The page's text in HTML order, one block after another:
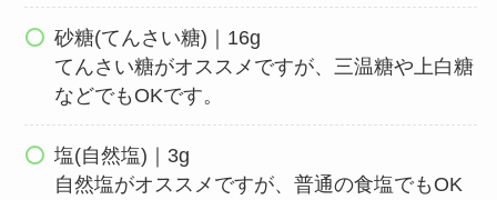
砂糖(てんさい糖)｜16g
てんさい糖がオススメですが、三温糖や上白糖
などでもOKです。
塩(自然塩)｜3g
自然塩がオススメですが、普通の食塩でもOK